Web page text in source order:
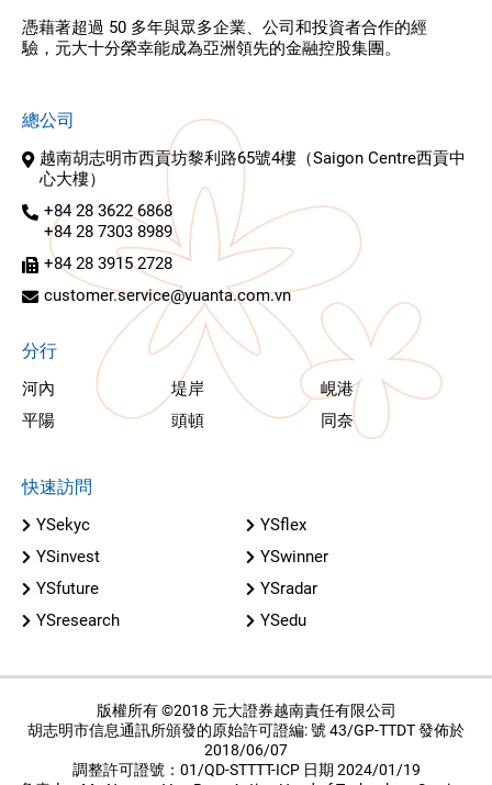
憑藉著超過 50 多年與眾多企業、公司和投資者合作的經
驗，元大十分榮幸能成為亞洲領先的金融控股集團。
總公司
越南胡志明市西貢坊黎利路65號4樓（Saigon Centre西貢中
心大樓）
+84 28 3622 6868
+84 28 7303 8989
+84 28 3915 2728
customer.service@yuanta.com.vn
分行
河內 堤岸
峴港
平陽
頭頓 同奈
快速訪問
YSekyc
YSflex
YSinvest
YSwinner
YSfuture
YSradar
YSresearch
YSedu
版權所有 ©2018 元大證券越南責任有限公司
胡志明市信息通訊所頒發的原始許可證編: 號 43/GP-TTDT 發佈於
2018/06/07
調整許可證號：01/QD-STTTT-ICP 日期 2024/01/19